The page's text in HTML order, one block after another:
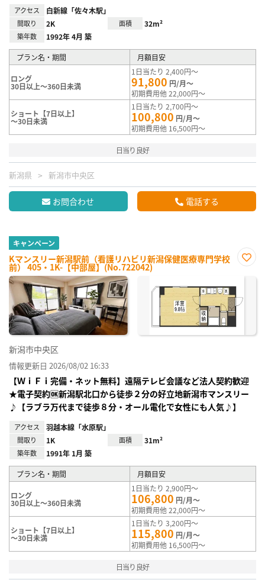
アクセス 白新線「佐々木駅」
間取り 2K 面積 32m²
築年数 1992年 4月 築
プラン名・期間 月額目安
ロング
30日以上～360日未満
1日当たり 2,400円～
91,800 円/月～
初期費用他 22,000円～
ショート【7日以上】
～30日未満
1日当たり 2,700円～
100,800 円/月～
初期費用他 16,500円～
日当り良好
新潟県 新潟市中央区
お問合わせ 電話する
キャンペーン
Kマンスリー新潟駅前（看護リハビリ新潟保健医療専門学校
前） 405・1K-【中部屋】(No.722042)
に入
録
新潟市中央区
情報更新日 2026/08/02 16:33
【ＷｉＦｉ完備・ネット無料】遠隔テレビ会議など法人契約歓迎
★電子契約🆗新潟駅北口から徒歩２分の好立地新潟市マンスリー
♪【ラブラ万代まで徒歩８分・オール電化で女性にも人気♪】
アクセス 羽越本線「水原駅」
間取り 1K 面積 31m²
築年数 1991年 1月 築
プラン名・期間 月額目安
ロング
30日以上～360日未満
1日当たり 2,900円～
106,800 円/月～
初期費用他 22,000円～
ショート【7日以上】
～30日未満
1日当たり 3,200円～
115,800 円/月～
初期費用他 16,500円～
日当り良好